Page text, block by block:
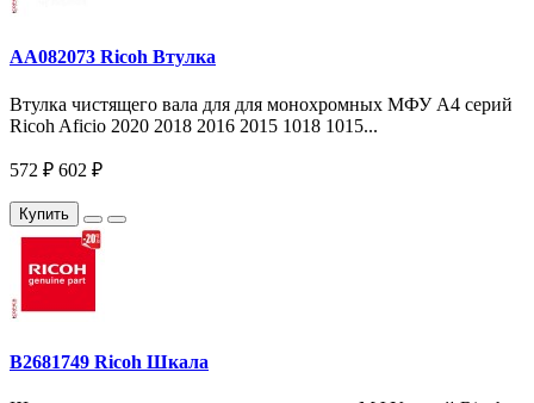
AA082073 Ricoh Втулка
Втулка чистящего вала для для монохромных МФУ A4 серий
Ricoh Aficio 2020 2018 2016 2015 1018 1015...
572 ₽ 602 ₽
Купить
B2681749 Ricoh Шкала